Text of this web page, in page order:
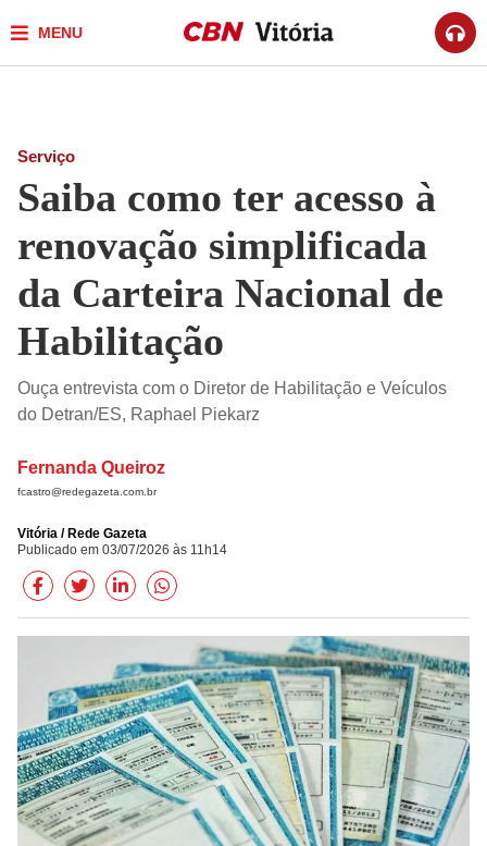
MENU
Serviço
Saiba como ter acesso à
renovação simplificada
da Carteira Nacional de
Habilitação
Ouça entrevista com o Diretor de Habilitação e Veículos
do Detran/ES, Raphael Piekarz
Fernanda Queiroz
fcastro@redegazeta.com.br
Vitória / Rede Gazeta
Publicado em 03/07/2026 às 11h14